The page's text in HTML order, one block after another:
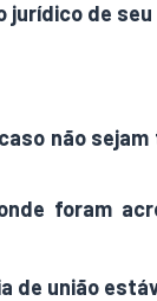
jurídico de
não
foram
de união